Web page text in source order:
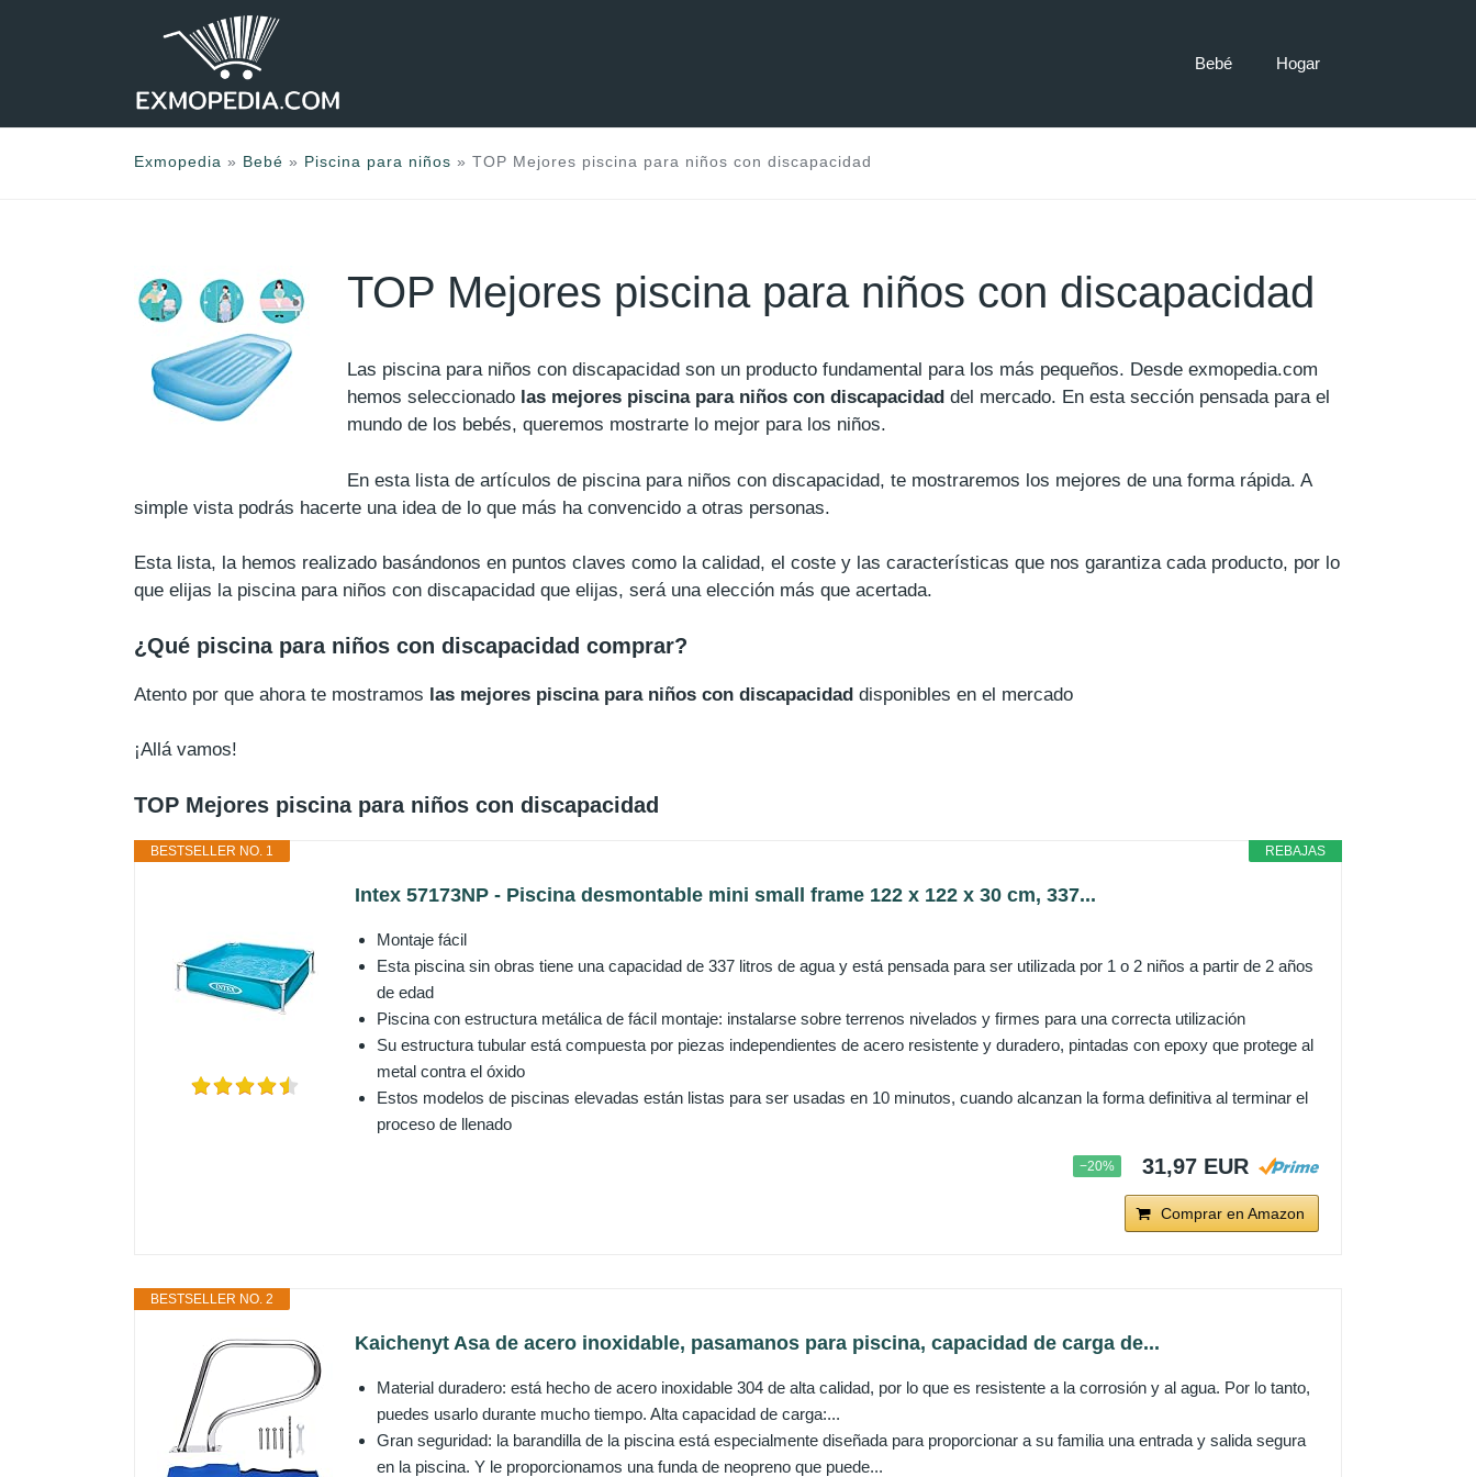
Bebé Hogar
Exmopedia » Bebé » Piscina para niños » TOP Mejores piscina para niños con discapacidad
TOP Mejores piscina para niños con discapacidad
Las piscina para niños con discapacidad son un producto fundamental para los más pequeños. Desde exmopedia.com
hemos seleccionado las mejores piscina para niños con discapacidad del mercado. En esta sección pensada para el
mundo de los bebés, queremos mostrarte lo mejor para los niños.
En esta lista de artículos de piscina para niños con discapacidad, te mostraremos los mejores de una forma rápida. A
simple vista podrás hacerte una idea de lo que más ha convencido a otras personas.
Esta lista, la hemos realizado basándonos en puntos claves como la calidad, el coste y las características que nos garantiza cada producto, por lo
que elijas la piscina para niños con discapacidad que elijas, será una elección más que acertada.
¿Qué piscina para niños con discapacidad comprar?
Atento por que ahora te mostramos las mejores piscina para niños con discapacidad disponibles en el mercado
¡Allá vamos!
TOP Mejores piscina para niños con discapacidad
REBAJAS
BESTSELLER NO. 1
Intex 57173NP - Piscina desmontable mini small frame 122 x 122 x 30 cm, 337...
Montaje fácil
Esta piscina sin obras tiene una capacidad de 337 litros de agua y está pensada para ser utilizada por 1 o 2 niños a partir de 2 años
de edad
Piscina con estructura metálica de fácil montaje: instalarse sobre terrenos nivelados y firmes para una correcta utilización
Su estructura tubular está compuesta por piezas independientes de acero resistente y duradero, pintadas con epoxy que protege al
metal contra el óxido
Estos modelos de piscinas elevadas están listas para ser usadas en 10 minutos, cuando alcanzan la forma definitiva al terminar el
proceso de llenado
−20% 31,97 EUR
Comprar en Amazon
BESTSELLER NO. 2
Kaichenyt Asa de acero inoxidable, pasamanos para piscina, capacidad de carga de...
Material duradero: está hecho de acero inoxidable 304 de alta calidad, por lo que es resistente a la corrosión y al agua. Por lo tanto,
puedes usarlo durante mucho tiempo. Alta capacidad de carga:...
Gran seguridad: la barandilla de la piscina está especialmente diseñada para proporcionar a su familia una entrada y salida segura
en la piscina. Y le proporcionamos una funda de neopreno que puede...